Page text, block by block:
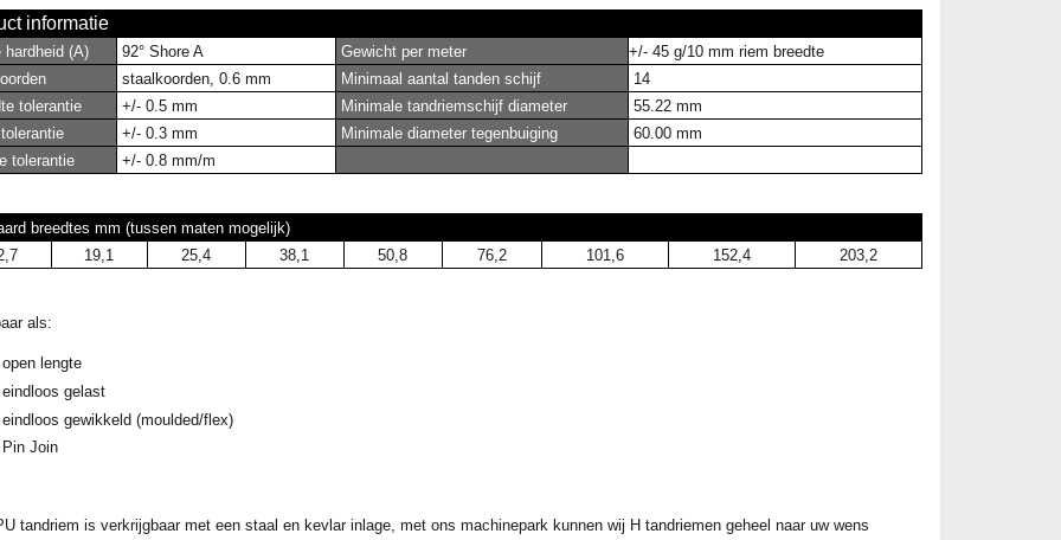
informatie
(A) 92° Shore A Gewicht per meter
+/- 45 g/10 mm riem breedte
staalkoorden, 0.6 mm Minimaal aantal tanden schijf
14
tolerantie
+/- 0.5 mm Minimale tandriemschijf diameter
55.22 mm
+/- 0.3 mm Minimale diameter tegenbuiging
60.00 mm
tolerantie
+/- 0.8 mm/m
breedtes mm (tussen maten mogelijk)
19,1 25,4 38,1 50,8 76,2 101,6 152,4 203,2
als:
open lengte
eindloos gelast
eindloos gewikkeld (moulded/flex)
Pin Join
tandriem is verkrijgbaar met een staal en kevlar inlage, met ons machinepark kunnen wij H tandriemen geheel naar uw wens